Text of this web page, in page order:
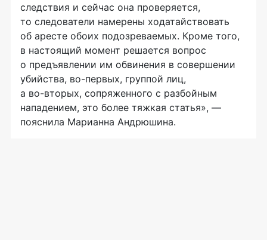
следствия и сейчас она проверяется,
то следователи намерены ходатайствовать
об аресте обоих подозреваемых. Кроме того,
в настоящий момент решается вопрос
о предъявлении им обвинения в совершении
убийства, во-первых, группой лиц,
а во-вторых, сопряженного с разбойным
нападением, это более тяжкая статья», —
пояснила Марианна Андрюшина.